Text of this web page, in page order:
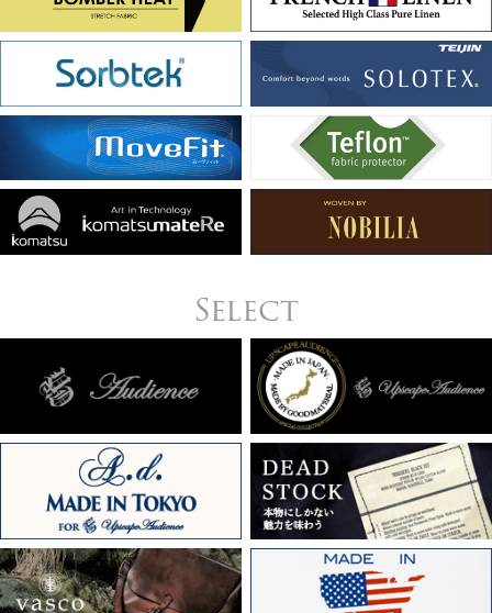
Select